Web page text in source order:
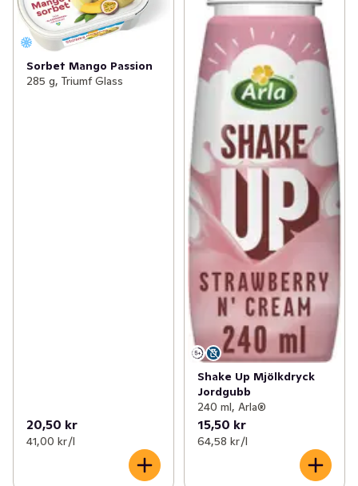
Sorbet Mango Passion
285 g, Triumf Glass
20,50 kr
41,00 kr /l
Shake Up Mjölkdryck
Jordgubb
240 ml, Arla®
15,50 kr
64,58 kr /l